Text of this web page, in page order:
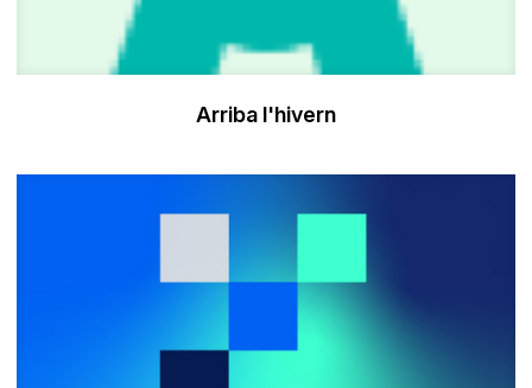
Arriba l'hivern